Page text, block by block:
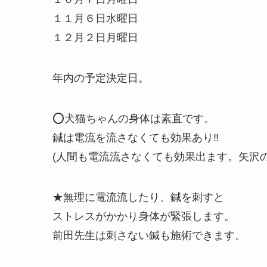
１１月６日水曜日
１２月２日月曜日
年内の予定決定日。
⭕️犬猫ちゃんの身体は素直です。
鍼は電流を流さなくても効果あり‼️
(人間も電流流さなくても効果出ます。矢沢
★無理に電流流したり、鍼を刺すと
ストレスがかかり身体が緊張します。
前田先生は刺さない鍼も施術できます。